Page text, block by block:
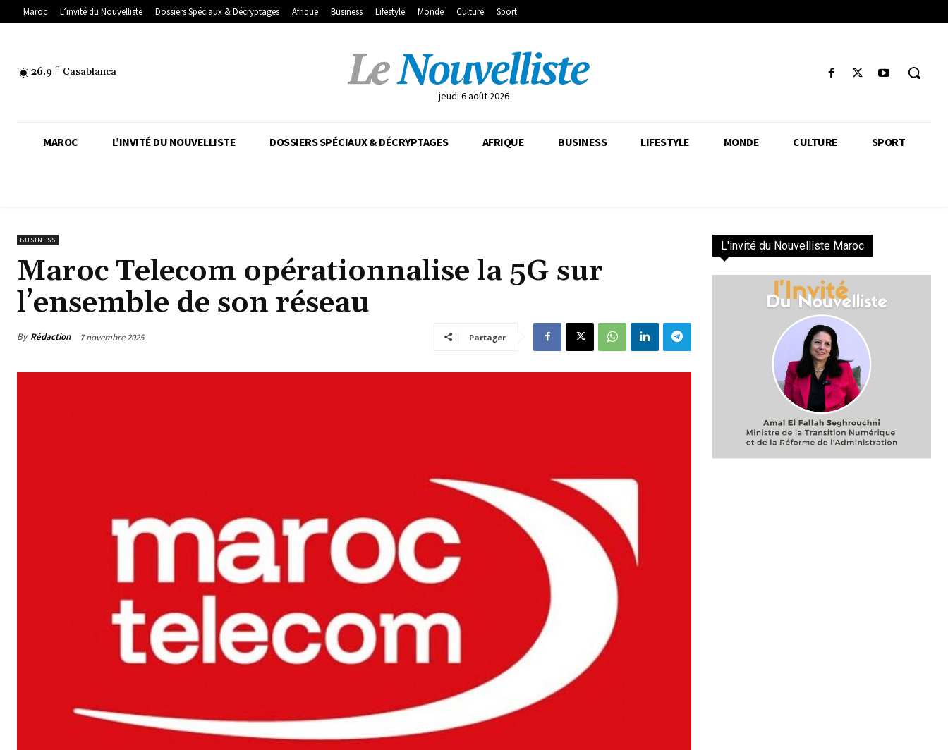
Maroc L’invité du Nouvelliste Dossiers Spéciaux & Décryptages Afrique Business Lifestyle Monde Culture Sport
26.9 C Casablanca
jeudi 6 août 2026
MAROC L’INVITÉ DU NOUVELLISTE DOSSIERS SPÉCIAUX & DÉCRYPTAGES AFRIQUE BUSINESS LIFESTYLE MONDE CULTURE SPORT
BUSINESS
Maroc Telecom opérationnalise la 5G sur
l’ensemble de son réseau
By Rédaction 7 novembre 2025 Partager
L'invité du Nouvelliste Maroc